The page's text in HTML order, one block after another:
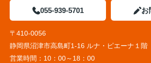
055-939-5701 お
〒410-0056
静岡県沼津市高島町1-16 ルナ・ピエーナ１階
営業時間： 10：00～18：00